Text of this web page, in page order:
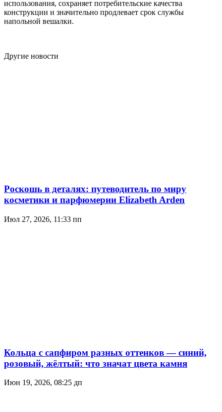
использования, сохраняет потребительские качества
конструкции и значительно продлевает срок службы
напольной вешалки.
Другие новости
Роскошь в деталях: путеводитель по миру
косметики и парфюмерии Elizabeth Arden
Июл 27, 2026, 11:33 пп
Кольца с сапфиром разных оттенков — синий,
розовый, жёлтый: что значат цвета камня
Июн 19, 2026, 08:25 дп